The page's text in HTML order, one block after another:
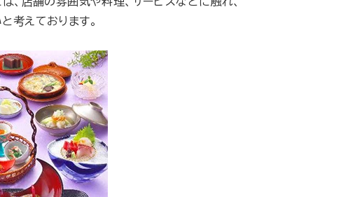
考えております。